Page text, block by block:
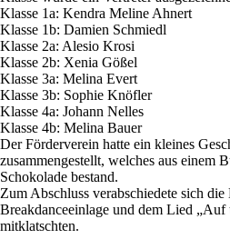
Klasse 1a: Kendra Meline Ahnert
Klasse 1b: Damien Schmiedl
Klasse 2a: Alesio Krosi
Klasse 2b: Xenia Gößel
Klasse 3a: Melina Evert
Klasse 3b: Sophie Knöfler
Klasse 4a: Johann Nelles
Klasse 4b: Melina Bauer
Der Förderverein hatte ein kleines
zusammengestellt, welches aus einem
Schokolade bestand.
Zum Abschluss verabschiedete sich
Breakdanceeinlage und dem Lied „Auf
mitklatschten.